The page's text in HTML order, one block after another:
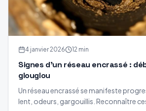
4 janvier 2026 12 min
Signes d'un réseau encrassé :
glouglou
Un réseau encrassé se manifeste
lent, odeurs, gargouillis. Reconnaître